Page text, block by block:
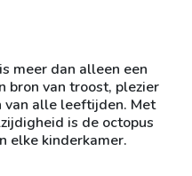
meer dan alleen een
bron van troost, plezier
van alle leeftijden. Met
is de octopus
elke kinderkamer.